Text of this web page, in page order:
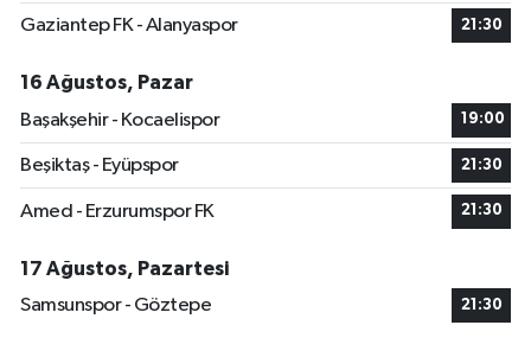
Gaziantep FK - Alanyaspor 21:30
16 Ağustos, Pazar
Başakşehir - Kocaelispor
19:00
Beşiktaş - Eyüpspor 21:30
Amed - Erzurumspor FK 21:30
17 Ağustos, Pazartesi
Samsunspor - Göztepe
21:30